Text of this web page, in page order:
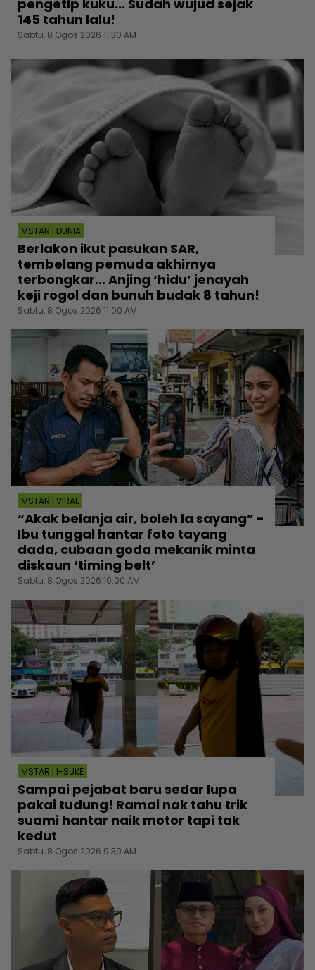
pengetip kuku... Sudah wujud sejak
145 tahun lalu!
Sabtu, 8 Ogos 2026 11:30 AM
MSTAR | DUNIA
Berlakon ikut pasukan SAR,
tembelang pemuda akhirnya
terbongkar... Anjing ‘hidu’ jenayah
keji rogol dan bunuh budak 8 tahun!
Sabtu, 8 Ogos 2026 11:00 AM
MSTAR | VIRAL
“Akak belanja air, boleh la sayang” -
Ibu tunggal hantar foto tayang
dada, cubaan goda mekanik minta
diskaun ‘timing belt’
Sabtu, 8 Ogos 2026 10:00 AM
MSTAR | I-SUKE
Sampai pejabat baru sedar lupa
pakai tudung! Ramai nak tahu trik
suami hantar naik motor tapi tak
kedut
Sabtu, 8 Ogos 2026 9:30 AM